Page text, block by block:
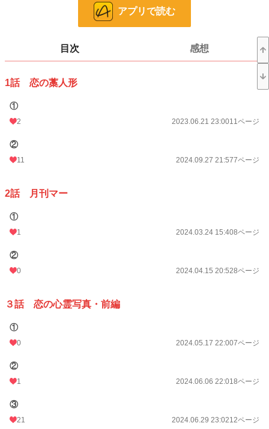
331
年間ポイント
アプリで読む
目次 感想
1話 恋の藁人形
①
2 2023.06.21 23:0011ページ
②
11 2024.09.27 21:577ページ
2話 月刊マー
①
1 2024.03.24 15:408ページ
②
0 2024.04.15 20:528ページ
３話 恋の心霊写真・前編
①
0 2024.05.17 22:007ページ
②
1 2024.06.06 22:018ページ
③
21 2024.06.29 23:0212ページ